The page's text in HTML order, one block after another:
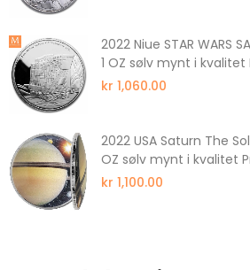
2022 Niue STAR WARS
1 OZ sølv mynt i
kr 1,060.00
2022 USA Saturn The
OZ sølv mynt i kvalitet
kr 1,100.00